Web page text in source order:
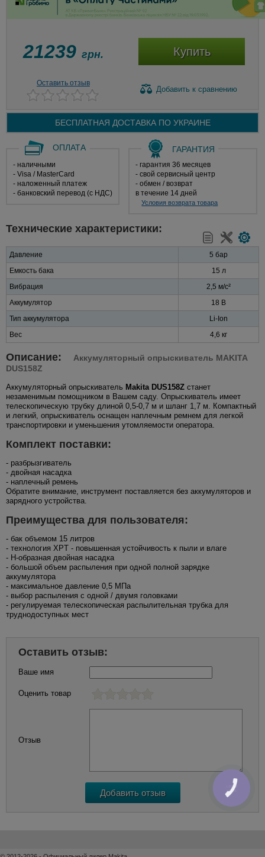
21239 грн. Купить
Оставить отзыв
Добавить к сравнению
БЕСПЛАТНАЯ ДОСТАВКА ПО УКРАИНЕ
ОПЛАТА
- наличными
- Visa / MasterCard
- наложенный платеж
- банковский перевод (с НДС)
ГАРАНТИЯ
- гарантия 36 месяцев
- свой сервисный центр
- обмен / возврат
в течение 14 дней
Условия возврата товара
Технические характеристики:
Давление
5 бар
Емкость бака
15 л
Вибрация
2,5 м/с²
Аккумулятор
18 В
Тип аккумулятора
Li-Ion
Вес
4,6 кг
Описание:
Аккумуляторный опрыскиватель MAKITA
DUS158Z
Аккумуляторный опрыскиватель Makita DUS158Z станет
незаменимым помощником в Вашем саду. Опрыскиватель имеет
телескопическую трубку длиной 0,5-0,7 м и шланг 1,7 м. Компактный
и легкий, опрыскиватель оснащен наплечным ремнем для легкой
транспортировки и уменьшения утомляемости оператора.
Комплект поставки:
- разбрызгиватель
- двойная насадка
- наплечный ремень
Обратите внимание, инструмент поставляется без аккумуляторов и
зарядного устройства.
Преимущества для пользователя:
- бак объемом 15 литров
- технология XPT - повышенная устойчивость к пыли и влаге
- H-образная двойная насадка
- большой объем распыления при одной полной зарядке
аккумулятора
- максимальное давление 0,5 МПа
- выбор распыления с одной / двумя головками
- регулируемая телескопическая распылительная трубка для
труднодоступных мест
Оставить отзыв:
Ваше имя
Оценить товар
Отзыв
КНОПКА
ЗВ'ЯЗКУ